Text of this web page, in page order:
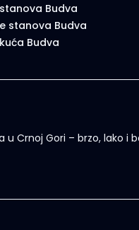
Budva
stanova Budva
Budva
Crnoj Gori – brzo, lako i